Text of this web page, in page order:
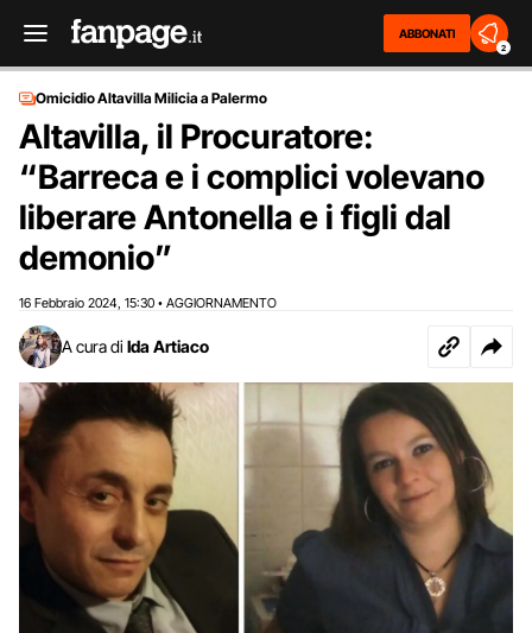
ABBONATI
2
Omicidio Altavilla Milicia a Palermo
Altavilla, il Procuratore:
“Barreca e i complici volevano
liberare Antonella e i figli dal
demonio”
16 Febbraio 2024 15:30 • AGGIORNAMENTO
A cura di Ida Artiaco